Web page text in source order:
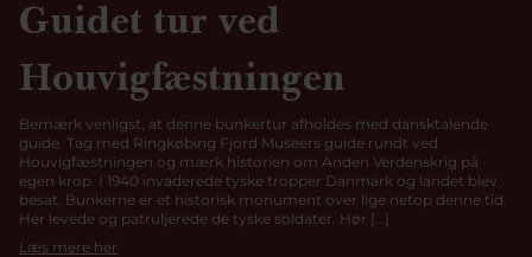
Guidet tur ved
Houvigfæstningen
Bemærk venligst, at denne bunkertur afholdes med dansktalende
guide. Tag med Ringkøbing Fjord Museers guide rundt ved
Houvigfæstningen og mærk historien om Anden Verdenskrig på
egen krop. I 1940 invaderede tyske tropper Danmark og landet blev
besat. Bunkerne er et historisk monument over lige netop denne tid.
Her levede og patruljerede de tyske soldater. Hør […]
Læs mere her